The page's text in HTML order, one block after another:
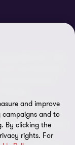
- Alle
Ltd
,
(insgesamt
Grant Thornton
Mitgliedsfirma
keine weltweite
and improve
campaigns and to
By clicking the
rights. For